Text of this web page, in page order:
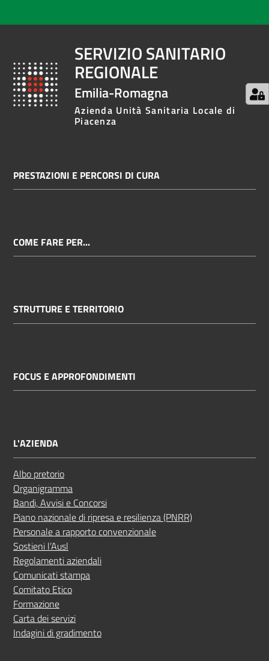
SERVIZIO SANITARIO
REGIONALE
Emilia-Romagna
Azienda Unità Sanitaria Locale di
Piacenza
PRESTAZIONI E PERCORSI DI CURA
COME FARE PER...
STRUTTURE E TERRITORIO
FOCUS E APPROFONDIMENTI
L'AZIENDA
Albo pretorio
Organigramma
Bandi, Avvisi e Concorsi
Piano nazionale di ripresa e resilienza (PNRR)
Personale a rapporto convenzionale
Sostieni l’Ausl
Regolamenti aziendali
Comunicati stampa
Comitato Etico
Formazione
Carta dei servizi
Indagini di gradimento